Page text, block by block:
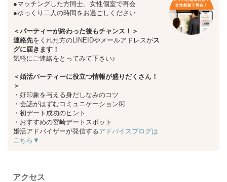
●マッチングした方同士、女性個室で再会
●ゆっくり二人の時間をお過ごしください
＜パーティーが終わった後もチャンス！＞
連絡先をくれた方のLINEIDやメールアドレスがス
グに届きます！
気軽にご連絡をとってみて下さい♪
＜婚活パーティーに役立つ情報が盛りだくさん！
＞
・好印象を与える身だしなみのコツ
・会話がはずむコミュニケーション術
・初デート成功のヒント
・おすすめの宮崎デートスポット
婚活アドバイザーが発信するアドバイスブログは
こちら▼
アクセス